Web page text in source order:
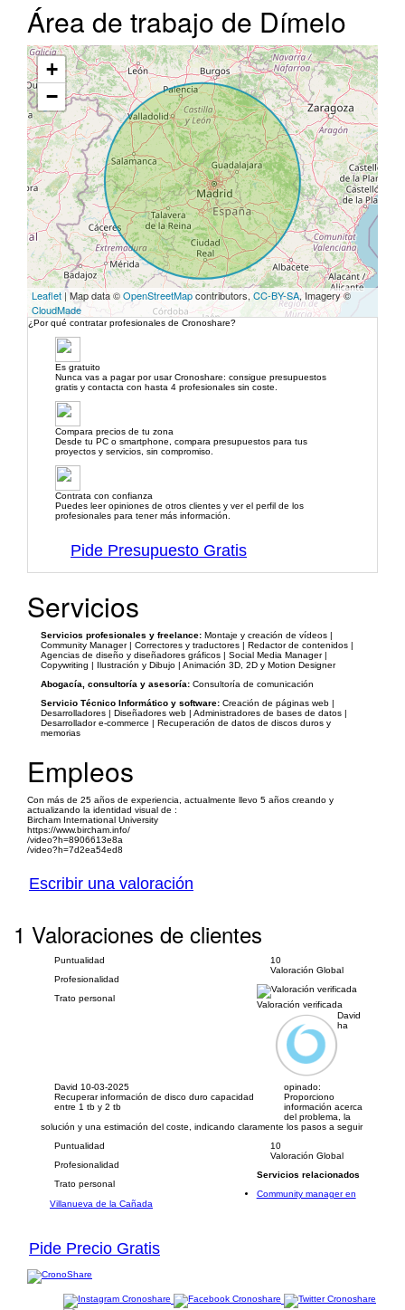
Área de trabajo de Dímelo
+
−
Leaflet | Map data ©OpenStreetMapcontributors, CC-BY-SA, Imagery ©
CloudMade
¿Por qué contratar profesionales de Cronoshare?
Es gratuito
Nunca vas a pagar por usar Cronoshare: consigue presupuestos
gratis y contacta con hasta 4 profesionales sin coste.
Compara precios de tu zona
Desde tu PC o smartphone, compara presupuestos para tus
proyectos y servicios, sin compromiso.
Contrata con confianza
Puedes leer opiniones de otros clientes y ver el perfil de los
profesionales para tener más información.
Pide Presupuesto Gratis
Servicios
Servicios profesionales y freelance: Montaje y creación de vídeos |
Community Manager | Correctores y traductores | Redactor de contenidos |
Agencias de diseño y diseñadores gráficos | Social Media Manager |
Copywriting | Ilustración y Dibujo | Animación 3D, 2D y Motion Designer
Abogacía, consultoría y asesoría: Consultoría de comunicación
Servicio Técnico Informático y software: Creación de páginas web |
Desarrolladores | Diseñadores web | Administradores de bases de datos |
Desarrollador e-commerce | Recuperación de datos de discos duros y
memorias
Empleos
Con más de 25 años de experiencia, actualmente llevo 5 años creando y
actualizando la identidad visual de :
Bircham International University
https://www.bircham.info/
/video?h=8906613e8a
/video?h=7d2ea54ed8
Escribir una valoración
1 Valoraciones de clientes
Puntualidad
Profesionalidad
Trato personal
10
Valoración Global
Valoración verificada
David 10-03-2025
Recuperar información de disco duro capacidad
entre 1 tb y 2 tb
David
ha
opinado:
Proporciono
información acerca
del problema, la
solución y una estimación del coste, indicando claramente los pasos a seguir
Puntualidad
Profesionalidad
Trato personal
10
Valoración Global
Servicios relacionados
Community manager en
Villanueva de la Cañada
Pide Precio Gratis